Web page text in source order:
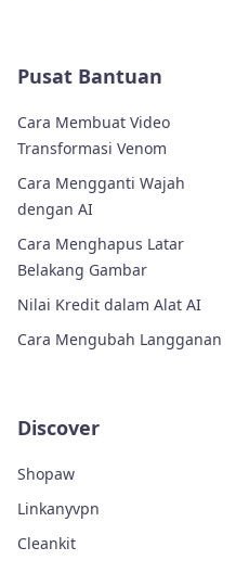
Pusat Bantuan
Cara Membuat Video
Transformasi Venom
Cara Mengganti Wajah
dengan AI
Cara Menghapus Latar
Belakang Gambar
Nilai Kredit dalam Alat AI
Cara Mengubah Langganan
Discover
Shopaw
Linkanyvpn
Cleankit